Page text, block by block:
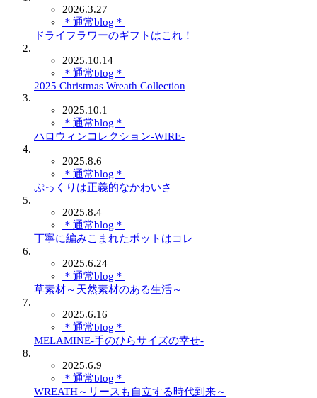
2026.3.27
＊通常blog＊
ドライフラワーのギフトはこれ！
2025.10.14
＊通常blog＊
2025 Christmas Wreath Collection
2025.10.1
＊通常blog＊
ハロウィンコレクション-WIRE-
2025.8.6
＊通常blog＊
ぷっくりは正義的なかわいさ
2025.8.4
＊通常blog＊
丁寧に編みこまれたポットはコレ
2025.6.24
＊通常blog＊
草素材～天然素材のある生活～
2025.6.16
＊通常blog＊
MELAMINE-手のひらサイズの幸せ-
2025.6.9
＊通常blog＊
WREATH～リースも自立する時代到来～